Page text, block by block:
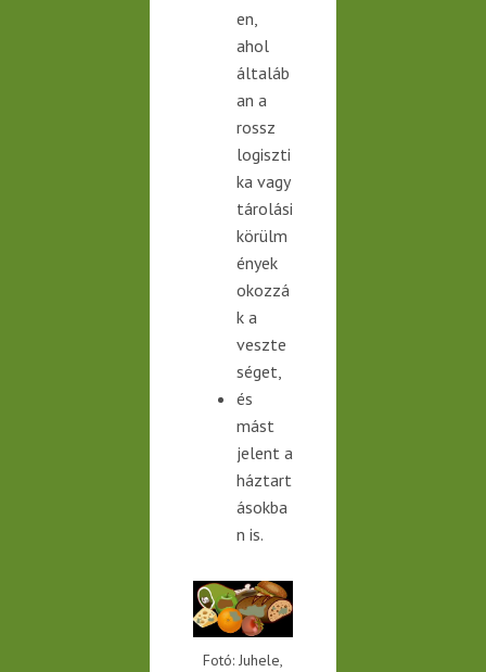
en,
ahol
általáb
an a
rossz
logiszti
ka vagy
tárolási
körülm
ények
okozzá
k a
veszte
séget,
és
mást
jelent a
háztart
ásokba
n is.
Fotó: Juhele,